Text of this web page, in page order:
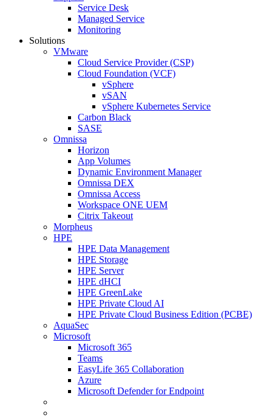
Service Desk
Managed Service
Monitoring
Solutions
VMware
Cloud Service Provider (CSP)
Cloud Foundation (VCF)
vSphere
vSAN
vSphere Kubernetes Service
Carbon Black
SASE
Omnissa
Horizon
App Volumes
Dynamic Environment Manager
Omnissa DEX
Omnissa Access
Workspace ONE UEM
Citrix Takeout
Morpheus
HPE
HPE Data Management
HPE Storage
HPE Server
HPE dHCI
HPE GreenLake
HPE Private Cloud AI
HPE Private Cloud Business Edition (PCBE)
AquaSec
Microsoft
Microsoft 365
Teams
EasyLife 365 Collaboration
Azure
Microsoft Defender for Endpoint